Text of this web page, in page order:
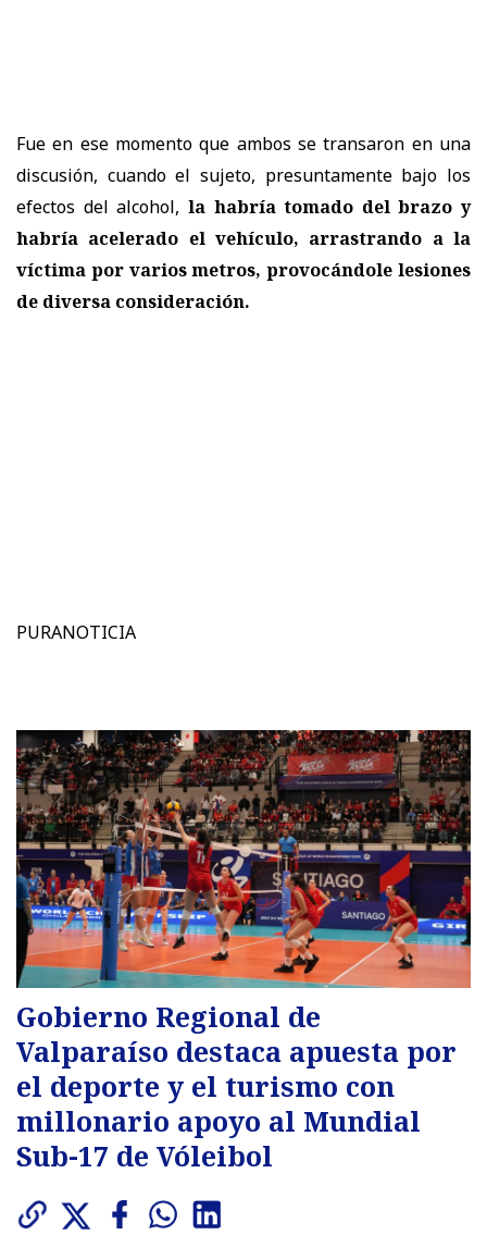
Fue en ese momento que ambos se transaron en una
discusión, cuando el sujeto, presuntamente bajo los
efectos del alcohol, la habría tomado del brazo y
habría acelerado el vehículo, arrastrando a la
víctima por varios metros, provocándole lesiones
de diversa consideración.
PURANOTICIA
Gobierno Regional de
Valparaíso destaca apuesta por
el deporte y el turismo con
millonario apoyo al Mundial
Sub-17 de Vóleibol